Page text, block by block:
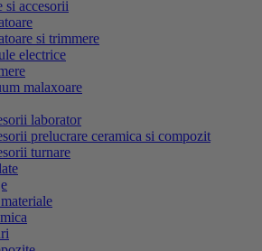
si accesorii
si trimmere
electrice
malaxoare
laborator
prelucrare ceramica si compozit
turnare